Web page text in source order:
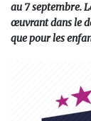
au 7 septembre.
œuvrant dans le
que pour les